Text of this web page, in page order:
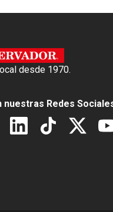
desde 1970.
nuestras Redes